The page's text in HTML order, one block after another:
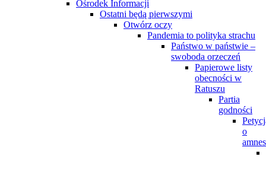
Ośrodek Informacji
Ostatni będą pierwszymi
Otwórz oczy
Pandemia to polityka strachu
Państwo w państwie –
swoboda orzeczeń
Papierowe listy
obecności w
Ratuszu
Partia
godności
o